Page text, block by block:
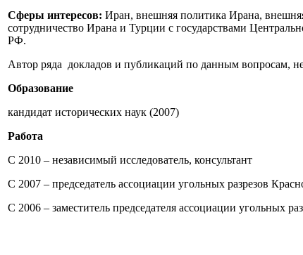
Сферы интересов: Иран, внешняя политика Ирана,
сотрудничество Ирана и Турции с государствами
РФ.
Автор ряда докладов и публикаций по данным вопросам,
Образование
кандидат исторических наук (2007)
Работа
C 2010 – независимый исследователь, консультант
С 2007 – председатель ассоциации угольных разрезов
С 2006 – заместитель председателя ассоциации угольных